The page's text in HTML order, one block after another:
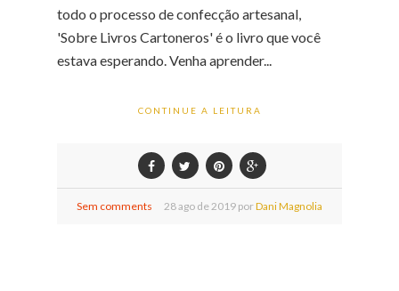
todo o processo de confecção artesanal,
'Sobre Livros Cartoneros' é o livro que você
estava esperando. Venha aprender...
CONTINUE A LEITURA
Sem comments 28ago de2019 porDani Magnolia